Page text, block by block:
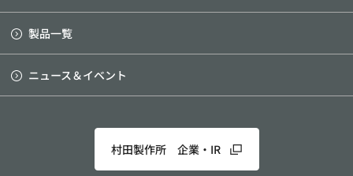
製品一覧
ニュース＆イベント
村田製作所 企業・IR